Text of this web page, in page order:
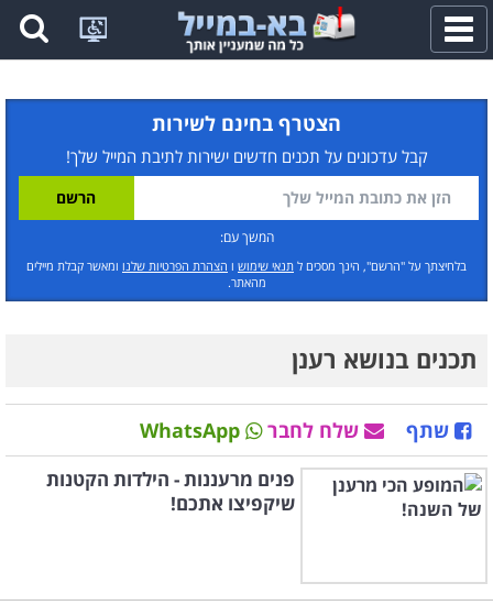
פתח
תפריט
הצטרף בחינם לשירות
קבל עדכונים על תכנים חדשים ישירות לתיבת המייל שלך!
המשך עם:
בלחיצתך על "הרשם", הינך מסכים ל תנאי שימוש ו הצהרת הפרטיות שלנו ומאשר קבלת מיילים
מהאתר.
תכנים בנושא רענן
שתף שלח לחבר WhatsApp
פנים מרעננות - הילדות הקטנות
שיקפיצו אתכם!